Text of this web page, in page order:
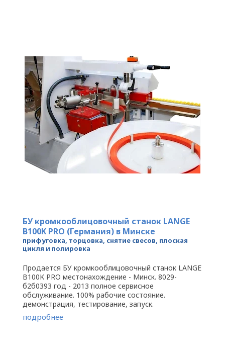
БУ кромкооблицовочный станок LANGE
B100K PRO (Германия) в Минске
прифуговка, торцовка, снятие свесов, плоская
цикля и полировка
Продается БУ кромкооблицовочный станок LANGE
B100K PRO местонахождение - Минск. 8029-
б2б0З9З год - 2013 полное сервисное
обслуживание. 100% рабочие состояние.
демонстрация, тестирование, запуск.
Кромкооблицовочный станок оснащен:
торцовочной ...
подробнее